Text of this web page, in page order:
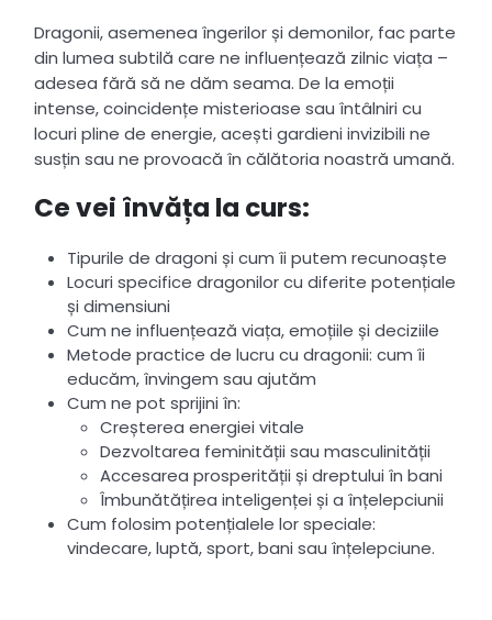
Dragonii, asemenea îngerilor și demonilor, fac parte
din lumea subtilă care ne influențează zilnic viața –
adesea fără să ne dăm seama. De la emoții
intense, coincidențe misterioase sau întâlniri cu
locuri pline de energie, acești gardieni invizibili ne
susțin sau ne provoacă în călătoria noastră umană.
Ce vei învăța la curs:
Tipurile de dragoni și cum îi putem recunoaște
Locuri specifice dragonilor cu diferite potențiale
și dimensiuni
Cum ne influențează viața, emoțiile și deciziile
Metode practice de lucru cu dragonii: cum îi
educăm, învingem sau ajutăm
Cum ne pot sprijini în:
Creșterea energiei vitale
Dezvoltarea feminității sau masculinității
Accesarea prosperității și dreptului în bani
Îmbunătățirea inteligenței și a înțelepciunii
Cum folosim potențialele lor speciale:
vindecare, luptă, sport, bani sau înțelepciune.